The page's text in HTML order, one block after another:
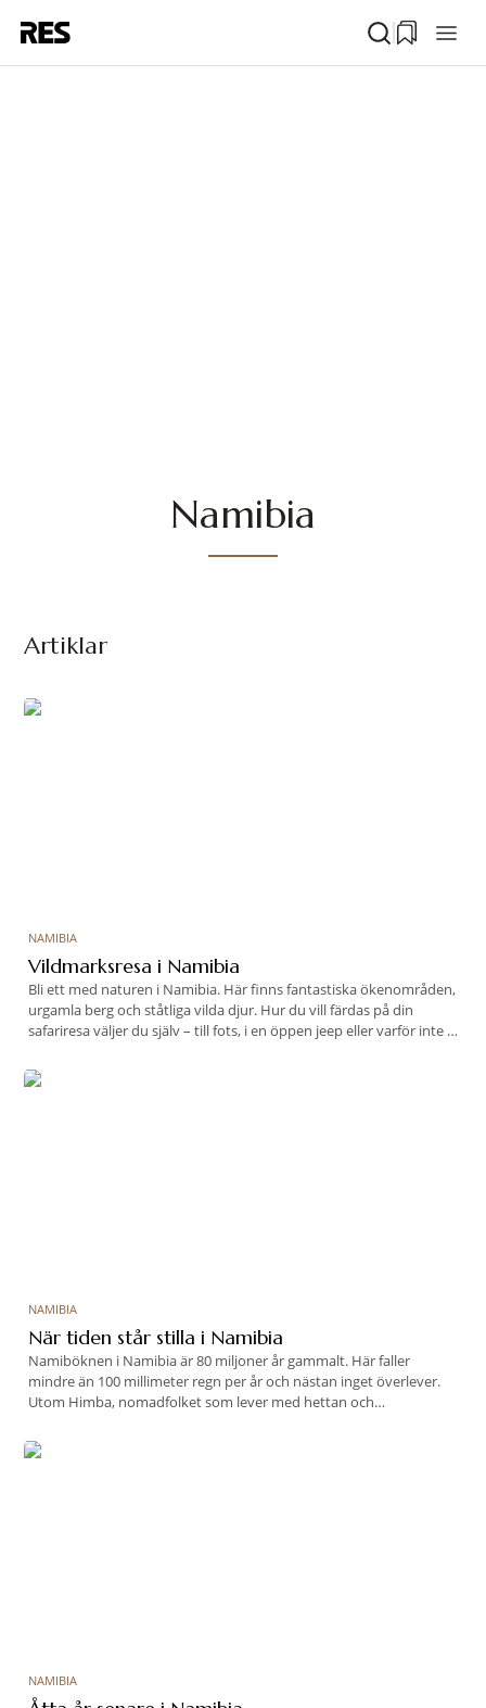
Namibia
Artiklar
NAMIBIA
Vildmarksresa i Namibia
Bli ett med naturen i Namibia. Här finns fantastiska ökenområden,
urgamla berg och ståtliga vilda djur. Hur du vill färdas på din
safariresa väljer du själv – till fots, i en öppen jeep eller varför inte i
NAMIBIA
När tiden står stilla i Namibia
Namiböknen i Namibia är 80 miljoner år gammalt. Här faller
mindre än 100 millimeter regn per år och nästan inget överlever.
Utom Himba, nomadfolket som lever med hettan och
jordens mest enastående platser.
NAMIBIA